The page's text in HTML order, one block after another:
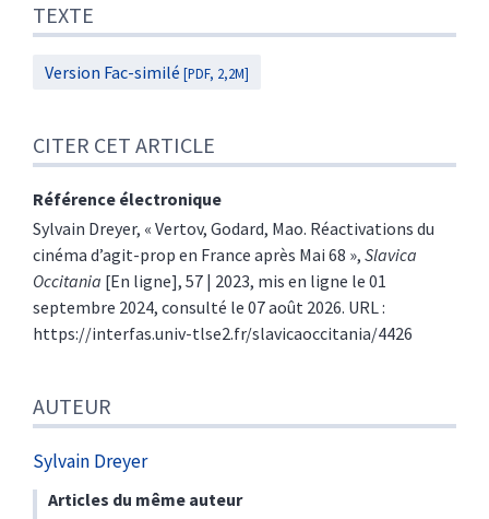
TEXTE
Version Fac-similé [PDF, 2,2M]
CITER CET ARTICLE
Référence électronique
Sylvain Dreyer, « Vertov, Godard, Mao. Réactivations du
cinéma d’agit-prop en France après Mai 68 », Slavica
Occitania [En ligne], 57 | 2023, mis en ligne le 01
septembre 2024, consulté le 07 août 2026. URL :
https://interfas.univ-tlse2.fr/slavicaoccitania/4426
AUTEUR
Sylvain Dreyer
Articles du même auteur